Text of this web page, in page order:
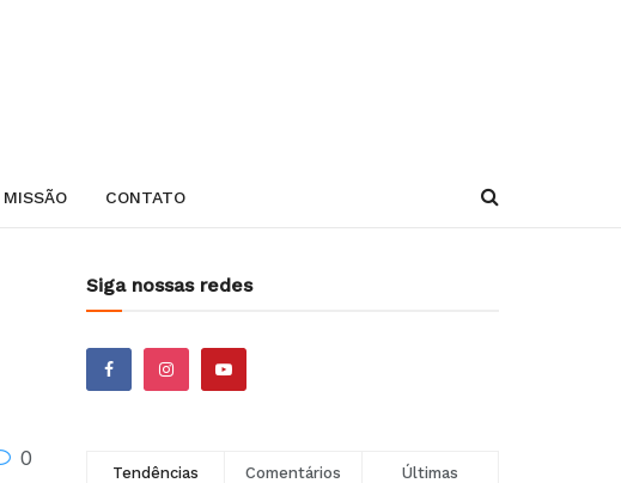
MISSÃO CONTATO
0
Siga nossas redes
Tendências Comentários Últimas